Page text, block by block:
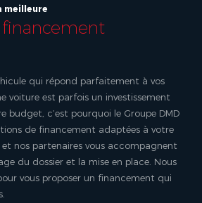
meilleure
qui répond parfaitement à vos
voiture est parfois un investissement
budget, c’est pourquoi le Groupe DMD
de financement adaptées à votre
et nos partenaires vous accompagnent
du dossier et la mise en place. Nous
vous proposer un financement qui